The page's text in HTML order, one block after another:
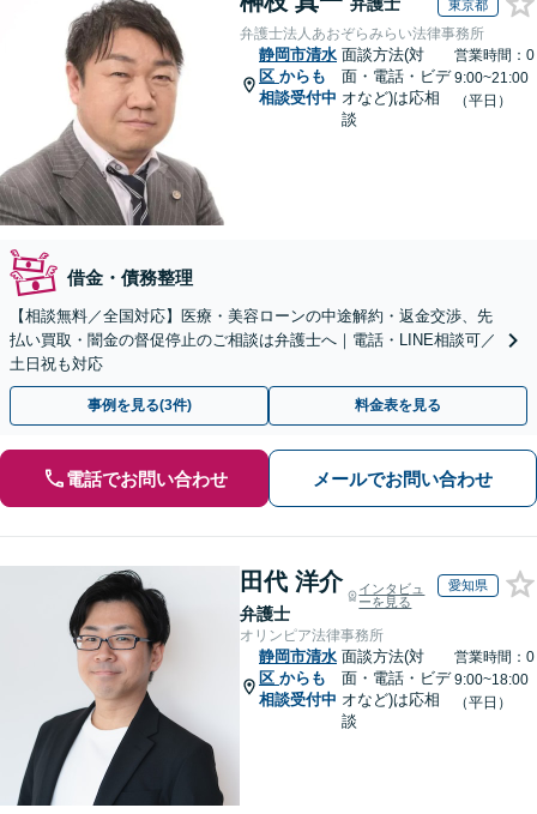
東京都
弁護士法人あおぞらみらい法律事務所
静岡市清水
区 からも
相談受付中
面談方法(対
面・電話・ビデ
オなど)は応相
談
営業時間：0
9:00~21:00
（平日）
借金・債務整理
【相談無料／全国対応】医療・美容ローンの中途解約・返金交渉、先
払い買取・闇金の督促停止のご相談は弁護士へ｜電話・LINE相談可／
土日祝も対応
事例を見る(3件) 料金表を見る
電話でお問い合わせ メールでお問い合わせ
田代 洋介
弁護士
インタビュ
ーを見る
愛知県
オリンピア法律事務所
静岡市清水
区 からも
相談受付中
面談方法(対
面・電話・ビデ
オなど)は応相
談
営業時間：0
9:00~18:00
（平日）